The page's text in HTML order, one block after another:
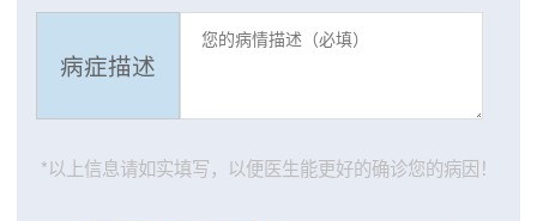
病症描述
*以上信息请如实填写，以便医生能更好的确诊您的病因！